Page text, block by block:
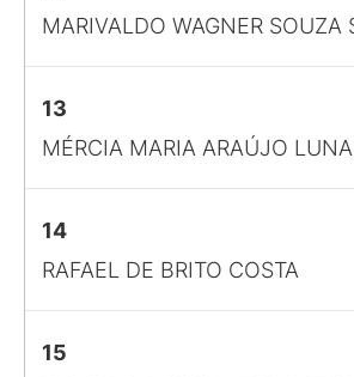
MARIVALDO WAGNER SOUZA
13
MÉRCIA MARIA ARAÚJO LUNA
14
RAFAEL DE BRITO COSTA
15